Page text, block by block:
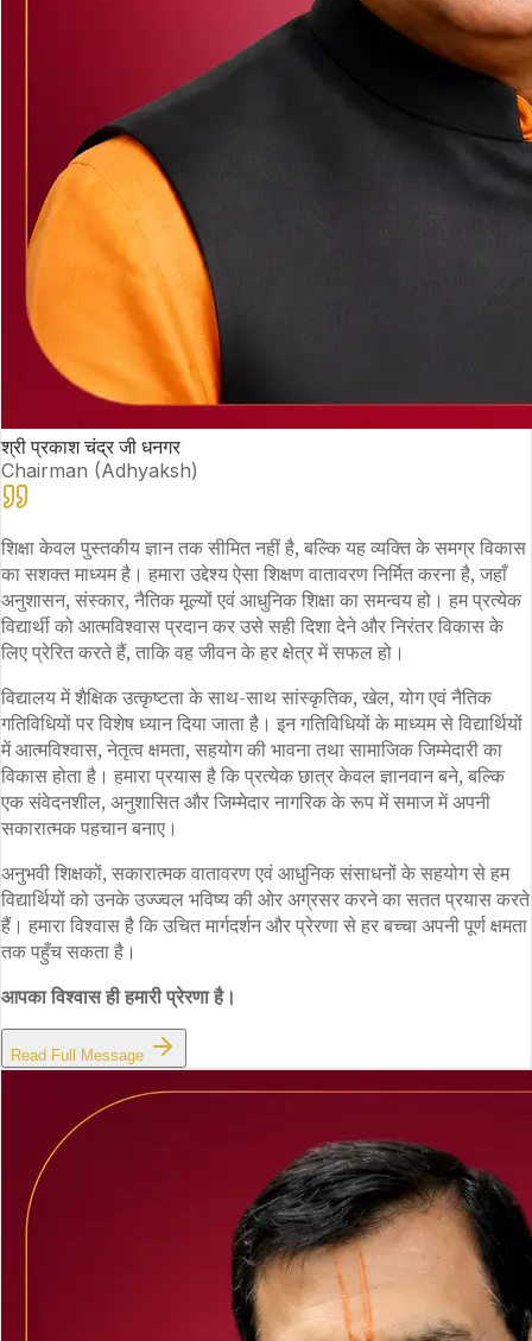
श्री प्रकाश चंद्र जी धनगर
Chairman (Adhyaksh)
शिक्षा केवल पुस्तकीय ज्ञान तक सीमित नहीं है, बल्कि यह व्यक्ति के समग्र विकास
का सशक्त माध्यम है। हमारा उद्देश्य ऐसा शिक्षण वातावरण निर्मित करना है, जहाँ
अनुशासन, संस्कार, नैतिक मूल्यों एवं आधुनिक शिक्षा का समन्वय हो। हम प्रत्येक
विद्यार्थी को आत्मविश्वास प्रदान कर उसे सही दिशा देने और निरंतर विकास के
लिए प्रेरित करते हैं, ताकि वह जीवन के हर क्षेत्र में सफल हो।
विद्यालय में शैक्षिक उत्कृष्टता के साथ-साथ सांस्कृतिक, खेल, योग एवं नैतिक
गतिविधियों पर विशेष ध्यान दिया जाता है। इन गतिविधियों के माध्यम से विद्यार्थियों
में आत्मविश्वास, नेतृत्व क्षमता, सहयोग की भावना तथा सामाजिक जिम्मेदारी का
विकास होता है। हमारा प्रयास है कि प्रत्येक छात्र केवल ज्ञानवान बने, बल्कि
एक संवेदनशील, अनुशासित और जिम्मेदार नागरिक के रूप में समाज में अपनी
सकारात्मक पहचान बनाए।
अनुभवी शिक्षकों, सकारात्मक वातावरण एवं आधुनिक संसाधनों के सहयोग से हम
विद्यार्थियों को उनके उज्ज्वल भविष्य की ओर अग्रसर करने का सतत प्रयास करते
हैं। हमारा विश्वास है कि उचित मार्गदर्शन और प्रेरणा से हर बच्चा अपनी पूर्ण क्षमता
तक पहुँच सकता है।
आपका विश्वास ही हमारी प्रेरणा है।
Read Full Message